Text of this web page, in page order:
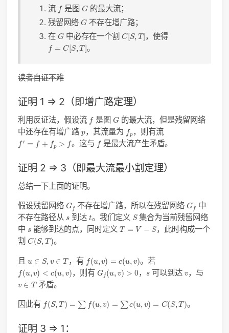
流 f
f是图 G
G的最大流；
残留网络 G
G不存在增广路；
在 G
G中必存在一个割 C[S, T ]
C[S T]，使得
f = C [S, T]
f= [S,T ] 。
读者自证不难
证明 1 => 2（即增广路定理）
利用反证法，假设流 f
f是图 G
G的最大流，但是残留网络
中还存在有增广路 p
p，其流量为 fp
fp ，则有流
f′ = f + fp > f
f′= fp > f 。这与 f
f 是最大流产生矛盾。
证明 2 => 3（即最大流最小割定理）
总结一下上面的证明。
假设残留网络 G f
Gf 不存在增广路，所以在残留网络G f
Gf
中
不存在路径从 s
s 到达 t
t。我们定义 S
S集合为当前残留网络
中 s
s 能够到达的点，同时定义 T = V − S
T= −S
，此时构成一个
割 C(S, T )
C(S, T) 。
且 u ∈ S, v ∈ T
∈ S, ∈T ，有 f(u, v) = c(u, v)
f(u )= u, 。若
f(u, v) < c(u, v)
f(u )< c u, ，则有 G f(u, v) > 0
Gf(u )> ， s
s 可以到达v
v，与
v ∈ T
∈ T矛盾。
因此有 f(S, T ) = ∑ f(u,v) = ∑c(u, v) = C(S,T)
f(S, T)= (u, v) c v)= C T 。
证明 3 => 1：